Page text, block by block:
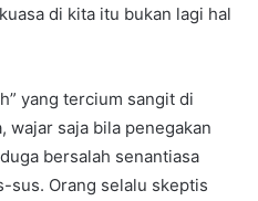
di kita itu bukan lagi hal
yang tercium sangit di
wajar saja bila penegakan
bersalah senantiasa
sus. Orang selalu skeptis